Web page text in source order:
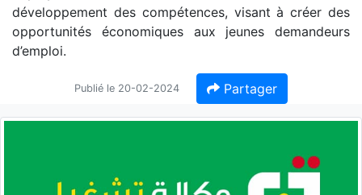
développement des compétences, visant à créer des
opportunités économiques aux jeunes demandeurs
d’emploi.
Publié le 20-02-2024 Partager